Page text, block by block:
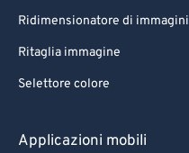
Ridimensionatore di immagini
Ritaglia immagine
Selettore colore
Applicazioni mobili